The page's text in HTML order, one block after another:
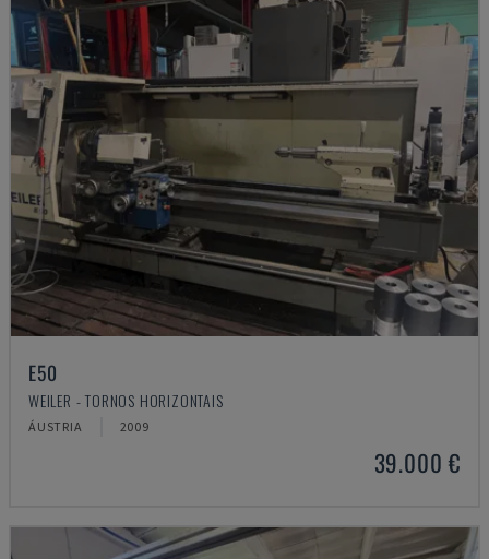
E50
WEILER - TORNOS HORIZONTAIS
ÁUSTRIA 2009
39.000 €